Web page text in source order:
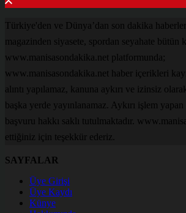
Türkiye'den ve Dünya’dan son dakika
magazinden siyasete, spordan seyahate bütün
www.manisasondakika.net platformunda;
www.manisasondakika.net haber içerikleri
alıntı yapılamaz, kanuna aykırı ve izinsiz
başka yerde yayınlanamaz. Aykırı işlem
başvuru hakkı saklı tutulmaktadır.
ettiğiniz için teşekkür ederiz.
SAYFALAR
Üye Girişi
Üye Kaydı
Künye